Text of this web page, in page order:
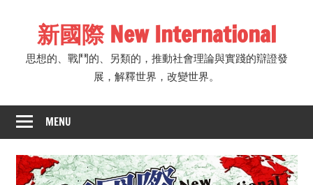
新國際 New International
思想的、戰鬥的、另類的，推動社會理論與實踐的辯證發
展，解釋世界，改變世界。
MENU